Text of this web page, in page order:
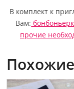
В комплект к
Вам:
прочие
Похожие